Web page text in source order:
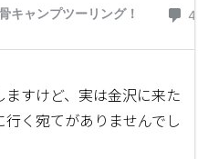
すけど、実は金沢に来た
く宛てがありませんでし